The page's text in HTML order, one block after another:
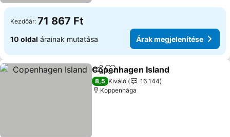
Kezdőár: 71 867 Ft
10 oldal árainak mutatása Árak megjelenítése
Megosztás
Hozzáadás a kedvencekhez
Copenhagen Island
8,5 Kiváló
16 144
Koppenhága